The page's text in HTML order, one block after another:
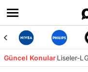
Güncel KonularLiseler-